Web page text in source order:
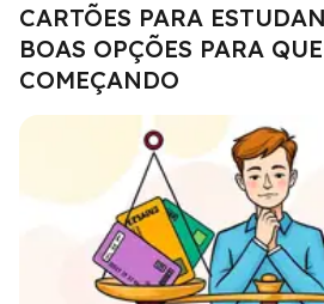
CARTÕES PARA
BOAS OPÇÕES PARA
COMEÇANDO